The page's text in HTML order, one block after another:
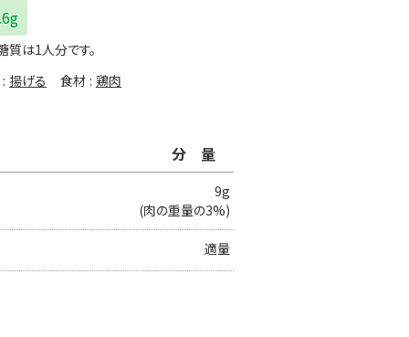
質は1人分です。
揚げる
食材 鶏肉
分量
9g
(肉の重量の3%)
適量